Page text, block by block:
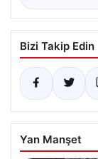
Bizi Takip Edin
Yan Manşet